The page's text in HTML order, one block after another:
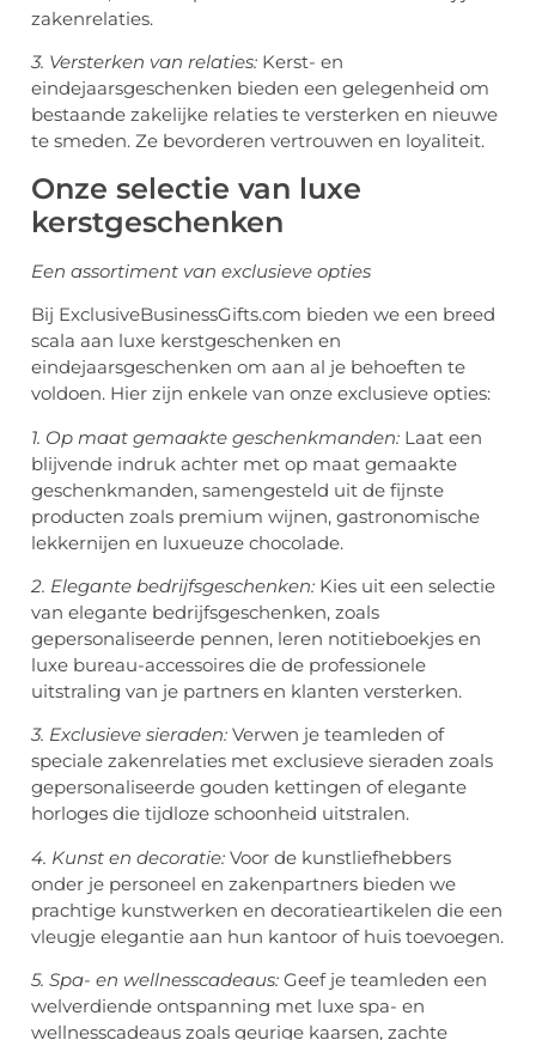
zakenrelaties.
3. Versterken van relaties: Kerst- en
eindejaarsgeschenken bieden een gelegenheid om
bestaande zakelijke relaties te versterken en nieuwe
te smeden. Ze bevorderen vertrouwen en loyaliteit.
Onze selectie van luxe
kerstgeschenken
Een assortiment van exclusieve opties
Bij ExclusiveBusinessGifts.com bieden we een breed
scala aan luxe kerstgeschenken en
eindejaarsgeschenken om aan al je behoeften te
voldoen. Hier zijn enkele van onze exclusieve opties:
1. Op maat gemaakte geschenkmanden: Laat een
blijvende indruk achter met op maat gemaakte
geschenkmanden, samengesteld uit de fijnste
producten zoals premium wijnen, gastronomische
lekkernijen en luxueuze chocolade.
2. Elegante bedrijfsgeschenken: Kies uit een selectie
van elegante bedrijfsgeschenken, zoals
gepersonaliseerde pennen, leren notitieboekjes en
luxe bureau-accessoires die de professionele
uitstraling van je partners en klanten versterken.
3. Exclusieve sieraden: Verwen je teamleden of
speciale zakenrelaties met exclusieve sieraden zoals
gepersonaliseerde gouden kettingen of elegante
horloges die tijdloze schoonheid uitstralen.
4. Kunst en decoratie: Voor de kunstliefhebbers
onder je personeel en zakenpartners bieden we
prachtige kunstwerken en decoratieartikelen die een
vleugje elegantie aan hun kantoor of huis toevoegen.
5. Spa- en wellnesscadeaus: Geef je teamleden een
welverdiende ontspanning met luxe spa- en
wellnesscadeaus zoals geurige kaarsen, zachte